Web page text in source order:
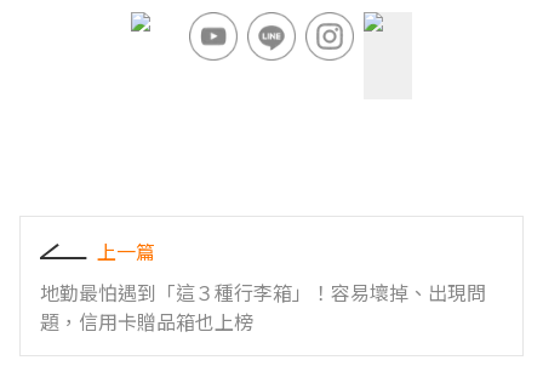
上一篇
地勤最怕遇到「這３種行李箱」！容易壞掉、出現問
題，信用卡贈品箱也上榜